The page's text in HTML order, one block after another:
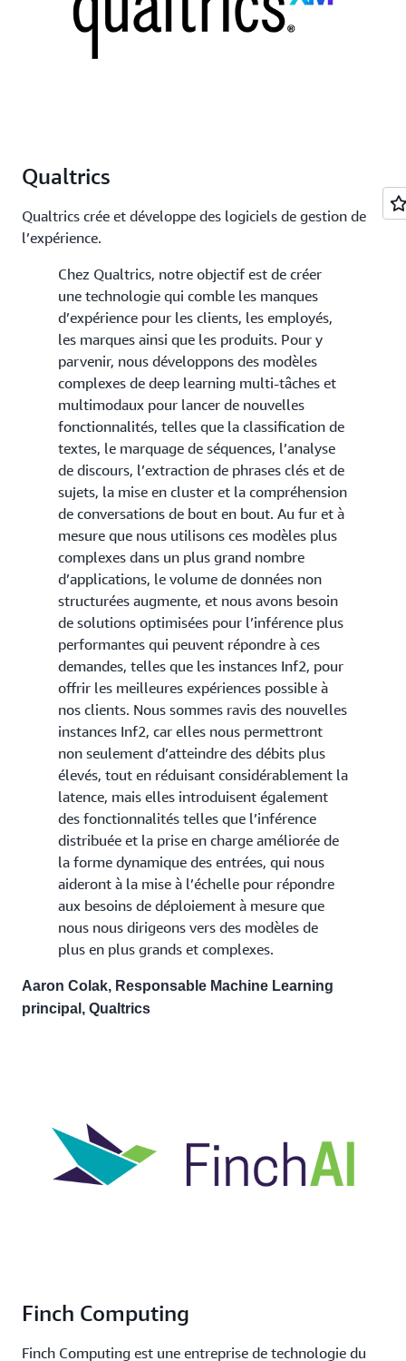
Qualtrics
Qualtrics crée et développe des logiciels de gestion de
l’expérience.
Chez Qualtrics, notre objectif est de créer
une technologie qui comble les manques
d’expérience pour les clients, les employés,
les marques ainsi que les produits. Pour y
parvenir, nous développons des modèles
complexes de deep learning multi-tâches et
multimodaux pour lancer de nouvelles
fonctionnalités, telles que la classification de
textes, le marquage de séquences, l’analyse
de discours, l’extraction de phrases clés et de
sujets, la mise en cluster et la compréhension
de conversations de bout en bout. Au fur et à
mesure que nous utilisons ces modèles plus
complexes dans un plus grand nombre
d’applications, le volume de données non
structurées augmente, et nous avons besoin
de solutions optimisées pour l’inférence plus
performantes qui peuvent répondre à ces
demandes, telles que les instances Inf2, pour
offrir les meilleures expériences possible à
nos clients. Nous sommes ravis des nouvelles
instances Inf2, car elles nous permettront
non seulement d’atteindre des débits plus
élevés, tout en réduisant considérablement la
latence, mais elles introduisent également
des fonctionnalités telles que l’inférence
distribuée et la prise en charge améliorée de
la forme dynamique des entrées, qui nous
aideront à la mise à l’échelle pour répondre
aux besoins de déploiement à mesure que
nous nous dirigeons vers des modèles de
plus en plus grands et complexes.
Aaron Colak, Responsable Machine Learning
principal, Qualtrics
Finch Computing
Finch Computing est une entreprise de technologie du